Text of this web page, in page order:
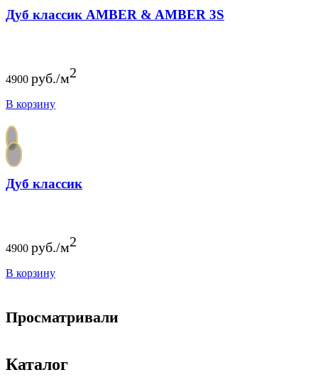
Дуб классик AMBER & AMBER 3S
4900 руб./м2
В корзину
Дуб классик
4900 руб./м2
В корзину
Просматривали
Каталог